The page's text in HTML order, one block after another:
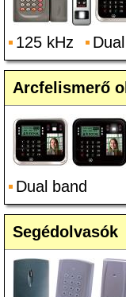
125 kHz
Arcfelismerő
Dual band
Segédolvasók